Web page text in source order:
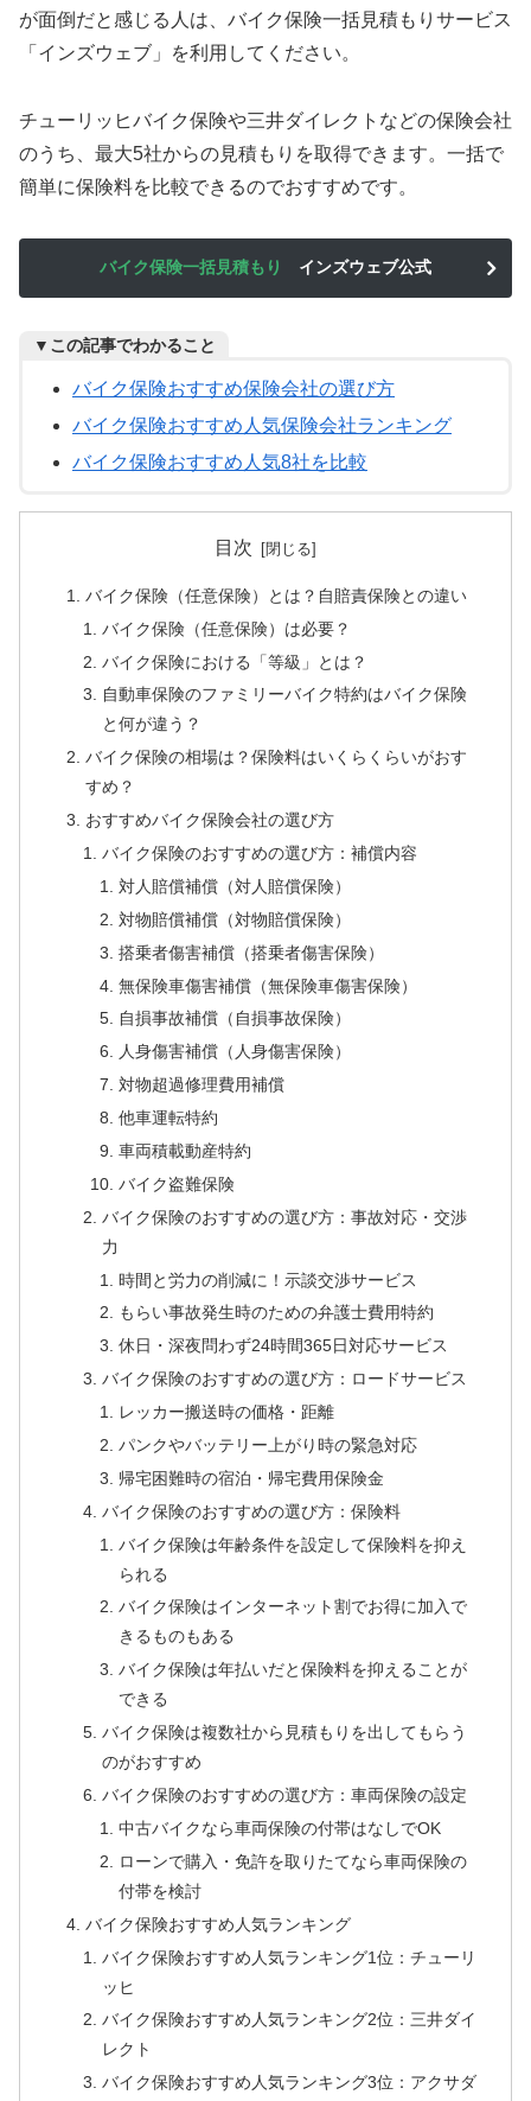
が面倒だと感じる人は、バイク保険一括見積もりサービス
「インズウェブ」を利用してください。
チューリッヒバイク保険や三井ダイレクトなどの保険会社
のうち、最大5社からの見積もりを取得できます。一括で
簡単に保険料を比較できるのでおすすめです。
バイク保険一括見積もり インズウェブ公式
▼この記事でわかること
バイク保険おすすめ保険会社の選び方
バイク保険おすすめ人気保険会社ランキング
バイク保険おすすめ人気8社を比較
目次
バイク保険（任意保険）とは？自賠責保険との違い
バイク保険（任意保険）は必要？
バイク保険における「等級」とは？
自動車保険のファミリーバイク特約はバイク保険
と何が違う？
バイク保険の相場は？保険料はいくらくらいがおす
すめ？
おすすめバイク保険会社の選び方
バイク保険のおすすめの選び方：補償内容
対人賠償補償（対人賠償保険）
対物賠償補償（対物賠償保険）
搭乗者傷害補償（搭乗者傷害保険）
無保険車傷害補償（無保険車傷害保険）
自損事故補償（自損事故保険）
人身傷害補償（人身傷害保険）
対物超過修理費用補償
他車運転特約
車両積載動産特約
バイク盗難保険
バイク保険のおすすめの選び方：事故対応・交渉
力
時間と労力の削減に！示談交渉サービス
もらい事故発生時のための弁護士費用特約
休日・深夜問わず24時間365日対応サービス
バイク保険のおすすめの選び方：ロードサービス
レッカー搬送時の価格・距離
パンクやバッテリー上がり時の緊急対応
帰宅困難時の宿泊・帰宅費用保険金
バイク保険のおすすめの選び方：保険料
バイク保険は年齢条件を設定して保険料を抑え
られる
バイク保険はインターネット割でお得に加入で
きるものもある
バイク保険は年払いだと保険料を抑えることが
できる
バイク保険は複数社から見積もりを出してもらう
のがおすすめ
バイク保険のおすすめの選び方：車両保険の設定
中古バイクなら車両保険の付帯はなしでOK
ローンで購入・免許を取りたてなら車両保険の
付帯を検討
バイク保険おすすめ人気ランキング
バイク保険おすすめ人気ランキング1位：チューリ
ッヒ
バイク保険おすすめ人気ランキング2位：三井ダイ
レクト
バイク保険おすすめ人気ランキング3位：アクサダ